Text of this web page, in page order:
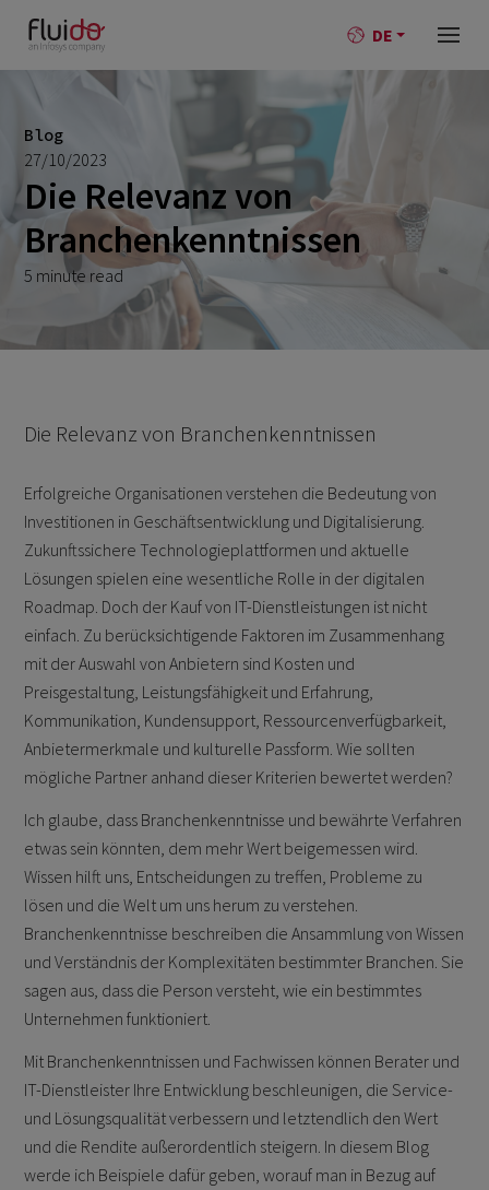
DE
Blog
27/10/2023
Die Relevanz von
Branchenkenntnissen
5 minute read
Die Relevanz von Branchenkenntnissen
Erfolgreiche Organisationen verstehen die Bedeutung von
Investitionen in Geschäftsentwicklung und Digitalisierung.
Zukunftssichere Technologieplattformen und aktuelle
Lösungen spielen eine wesentliche Rolle in der digitalen
Roadmap. Doch der Kauf von IT-Dienstleistungen ist nicht
einfach. Zu berücksichtigende Faktoren im Zusammenhang
mit der Auswahl von Anbietern sind Kosten und
Preisgestaltung, Leistungsfähigkeit und Erfahrung,
Kommunikation, Kundensupport, Ressourcenverfügbarkeit,
Anbietermerkmale und kulturelle Passform. Wie sollten
mögliche Partner anhand dieser Kriterien bewertet werden?
Ich glaube, dass Branchenkenntnisse und bewährte Verfahren
etwas sein könnten, dem mehr Wert beigemessen wird.
Wissen hilft uns, Entscheidungen zu treffen, Probleme zu
lösen und die Welt um uns herum zu verstehen.
Branchenkenntnisse beschreiben die Ansammlung von Wissen
und Verständnis der Komplexitäten bestimmter Branchen. Sie
sagen aus, dass die Person versteht, wie ein bestimmtes
Unternehmen funktioniert.
Mit Branchenkenntnissen und Fachwissen können Berater und
IT-Dienstleister Ihre Entwicklung beschleunigen, die Service-
und Lösungsqualität verbessern und letztendlich den Wert
und die Rendite außerordentlich steigern. In diesem Blog
werde ich Beispiele dafür geben, worauf man in Bezug auf